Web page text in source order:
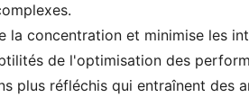
la concentration et minimise les
de l'optimisation des
plus réfléchis qui entraînent des